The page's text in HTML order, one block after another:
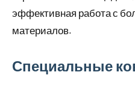
эффективная работа с
материалов.
Специальные